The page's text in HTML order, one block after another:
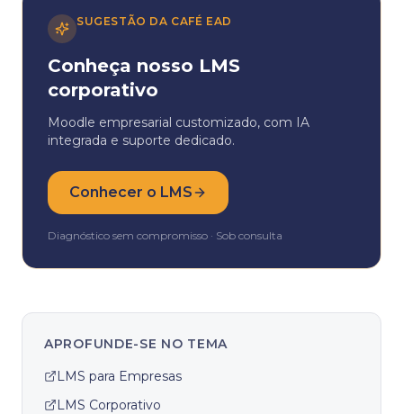
SUGESTÃO DA CAFÉ EAD
Conheça nosso LMS
corporativo
Moodle empresarial customizado, com IA
integrada e suporte dedicado.
Conhecer o LMS
Diagnóstico sem compromisso · Sob consulta
APROFUNDE-SE NO TEMA
LMS para Empresas
LMS Corporativo